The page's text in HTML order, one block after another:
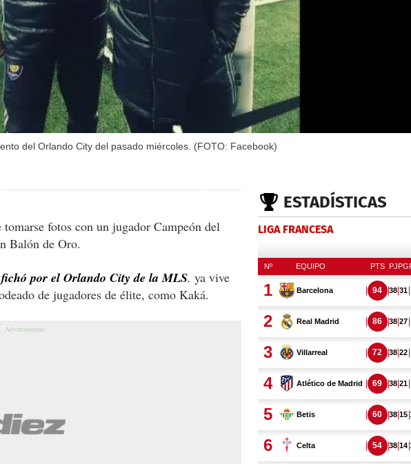
del Orlando City del pasado miércoles. (FOTO: Facebook)
fotos con un jugador Campeón del
Balón de Oro.
por el Orlando City de la MLS, ya vive
de jugadores de élite, como Kaká.
ESTADÍSTICAS
LIGA FRANCESA